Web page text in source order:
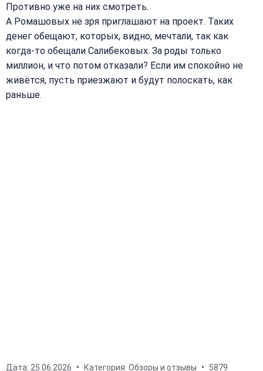
Противно уже на них смотреть.
А Ромашовых не зря приглашают на проект. Таких
денег обещают, которых, видно, мечтали, так как
когда-то обещали Салибековых. За роды только
миллион, и что потом отказали? Если им спокойно не
живётся, пусть приезжают и будут полоскать, как
раньше.
Дата: 25.06.2026 Категория: Обзоры и отзывы 5879